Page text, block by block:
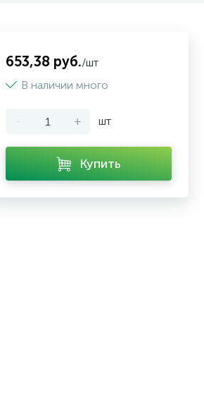
653,38 руб./шт
В наличии много
- + шт
Купить